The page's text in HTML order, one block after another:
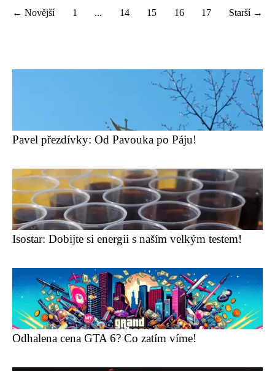
← Novější 1 ... 14 15 16 17 Starší →
Pavel přezdívky: Od Pavouka po Páju!
Isostar: Dobijte si energii s naším velkým testem!
Odhalena cena GTA 6? Co zatím víme!